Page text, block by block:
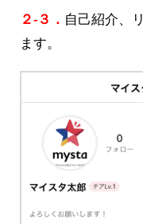
２-３． 自己紹介、
ます。